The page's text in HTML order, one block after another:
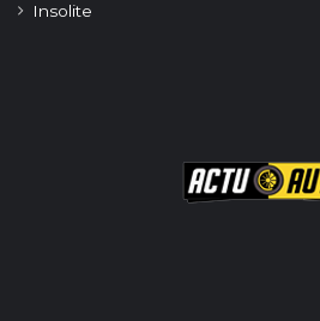
Insolite